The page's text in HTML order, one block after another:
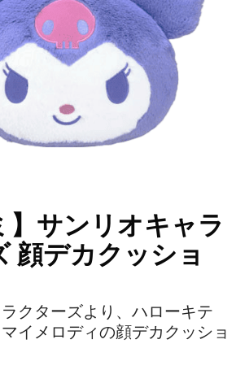
】サンリオキャラ
顔デカクッショ
クターズより、ハローキテ
イメロディの顔デカクッショ